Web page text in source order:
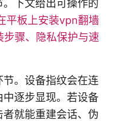
下文给出可操作的
平板上安装vpn翻墙
骤、隐私保护与速
。设备指纹会在连
逐步显现。若设备
就能重建会话、伪